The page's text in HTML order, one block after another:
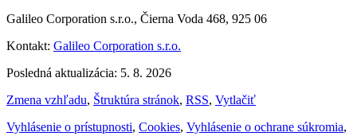
Galileo Corporation s.r.o., Čierna Voda 468, 925 06
Kontakt: Galileo Corporation s.r.o.
Posledná aktualizácia: 5. 8. 2026
Zmena vzhľadu, Štruktúra stránok, RSS, Vytlačiť
Vyhlásenie o prístupnosti, Cookies, Vyhlásenie o ochrane súkromia,